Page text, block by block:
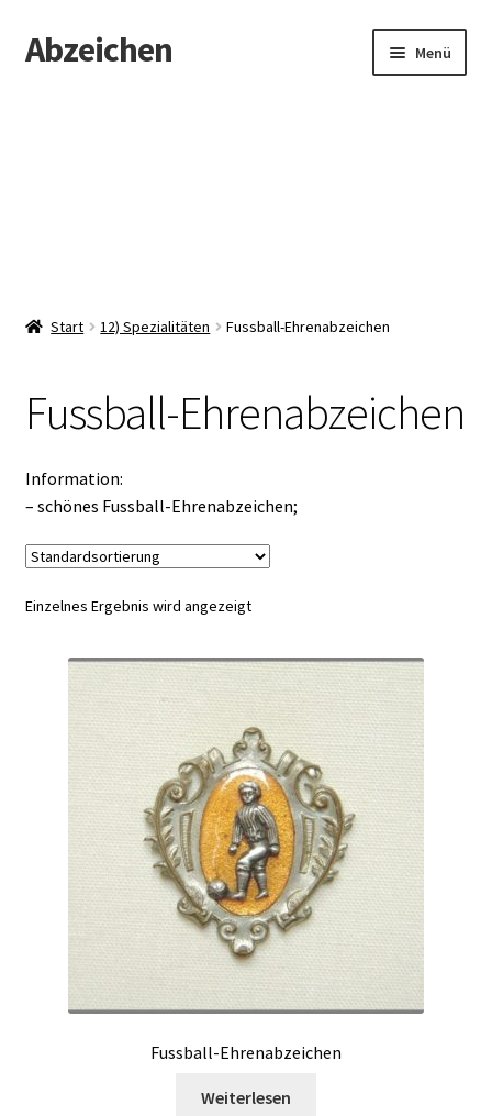
Zur
Navigation
Zum
Inhalt
Abzeichen Menü
Start 12) Spezialitäten Fussball-Ehrenabzeichen
Fussball-Ehrenabzeichen
Information:
– schönes Fussball-Ehrenabzeichen;
Einzelnes Ergebnis wird angezeigt
Fussball-Ehrenabzeichen
Weiterlesen